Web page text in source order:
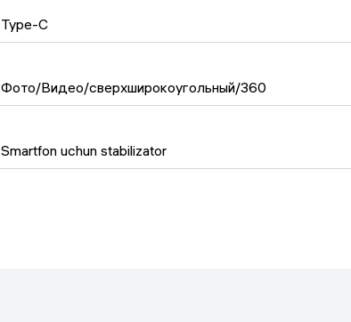
Type-C
Фото/Видео/сверхширокоугольный/360
Smartfon uchun stabilizator